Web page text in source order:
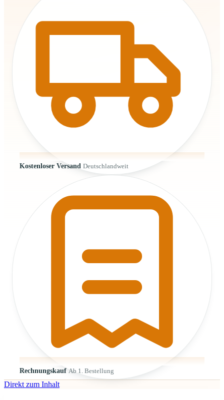
Kostenloser Versand Deutschlandweit
Rechnungskauf Ab 1. Bestellung
Direkt zum Inhalt